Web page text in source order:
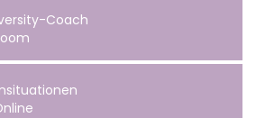
Coach